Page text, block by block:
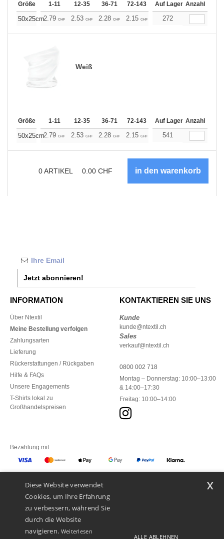
Größe 1-11 12-35 36-71 72-143 144-287 288 +
Auf Lager Anzahl
50x25cm2.79 CHF 2.53 CHF 2.28 CHF 2.15 CHF 2.03CHF
272
Weiß
Größe 1-11 12-35 36-71 72-143 144-287 288 +
Auf Lager Anzahl
50x25cm2.79 CHF 2.53 CHF 2.28 CHF 2.15 CHF 2.03CHF
541
0ARTIKEL 0.00 CHF
Jetzt abonnieren!
INFORMATION
Über Ntextil
Meine Bestellung verfolgen
Zahlungsarten
Lieferung
Rückerstattungen / Rückgaben
Hilfe & FAQs
Unsere Engagements
T-Shirts lokal zu
Großhandelspreisen
KONTAKTIEREN SIE UNS
Kunde
kunde@ntextil.ch
Sales
verkauf@ntextil.ch
0800 002 718
Montag – Donnerstag: 10:00–13:00
& 14:00–17:30
Freitag: 10:00–14:00
Bezahlung mit
Unsere Paketzusteller
Diese Website verwendet
Cookies, um Ihre Erfahrung
zu verbessern, während Sie
durch die Website
navigieren. Weiterlesen
ALLE ABLEHNEN
x